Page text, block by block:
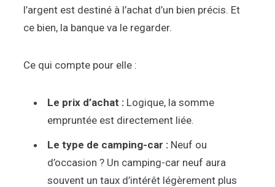
l’argent est destiné à l’achat d’un bien précis. Et
ce bien, la banque va le regarder.
Ce qui compte pour elle :
Le prix d’achat : Logique, la somme
empruntée est directement liée.
Le type de camping-car : Neuf ou
d’occasion ? Un camping-car neuf aura
souvent un taux d’intérêt légèrement plus